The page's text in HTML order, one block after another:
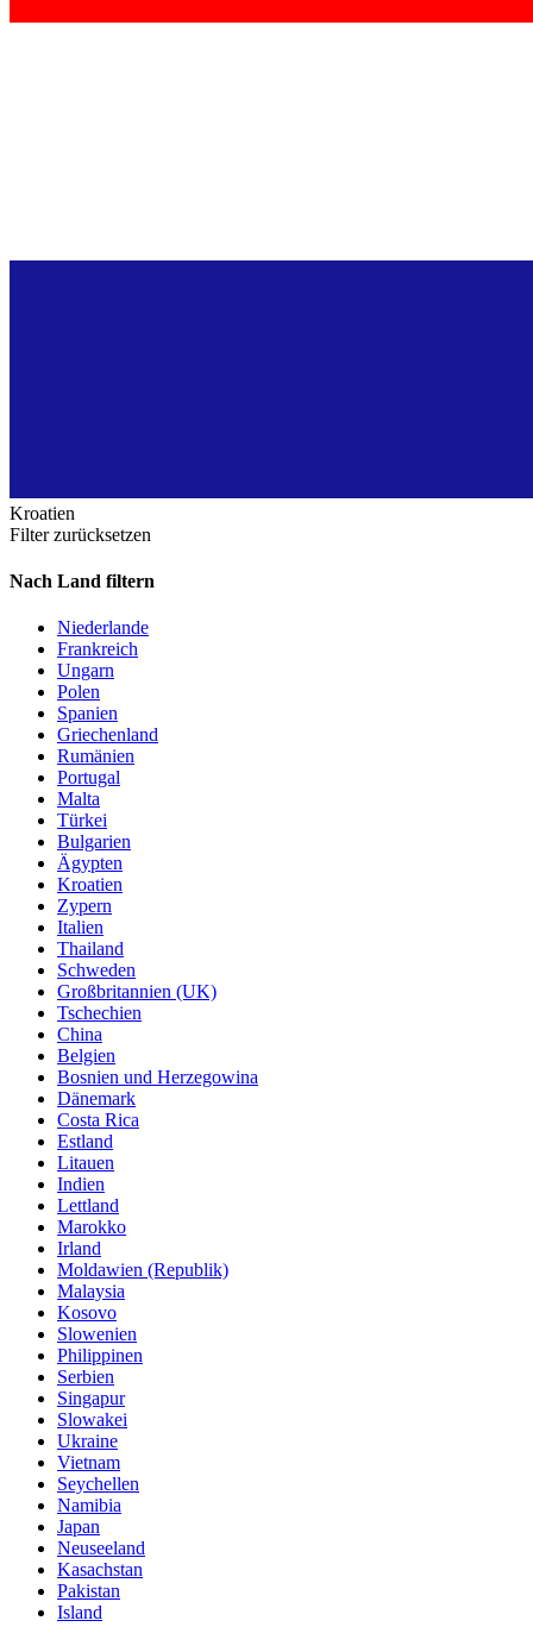
Kroatien
Filter zurücksetzen
Nach Land filtern
Niederlande
Frankreich
Ungarn
Polen
Spanien
Griechenland
Rumänien
Portugal
Malta
Türkei
Bulgarien
Ägypten
Kroatien
Zypern
Italien
Thailand
Schweden
Großbritannien (UK)
Tschechien
China
Belgien
Bosnien und Herzegowina
Dänemark
Costa Rica
Estland
Litauen
Indien
Lettland
Marokko
Irland
Moldawien (Republik)
Malaysia
Kosovo
Slowenien
Philippinen
Serbien
Singapur
Slowakei
Ukraine
Vietnam
Seychellen
Namibia
Japan
Neuseeland
Kasachstan
Pakistan
Island